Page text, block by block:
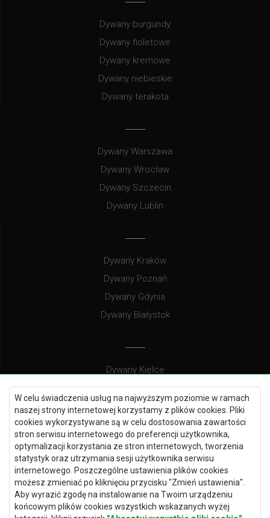
W celu świadczenia usług na najwyższym poziomie w ramach
naszej strony internetowej korzystamy z plików cookies. Pliki
cookies wykorzystywane są w celu dostosowania zawartości
stron serwisu internetowego do preferencji użytkownika,
optymalizacji korzystania ze stron internetowych, tworzenia
statystyk oraz utrzymania sesji użytkownika serwisu
internetowego. Poszczególne ustawienia plików cookies
możesz zmieniać po kliknięciu przycisku "Zmień ustawienia".
Aby wyrazić zgodę na instalowanie na Twoim urządzeniu
końcowym plików cookies wszystkich wskazanych wyżej
Dywany burgundy
Dywany fioletowe
Dywany kremowe
Dywany niebieskie
Dywany terakota
Dywany Warszawa
Dywany Wrocław
Dywany Szczecin
Dywany Lublin
Dywany Kraków
Dywany Poznań
Dywany Gdynia
Dywany Białystok
Dywany Kielce
Dywany Gdańsk
Dywany Toruń
Dywany Bydgoszcz
Dywany Łódź
Dywany Katowice
Dywany Rzeszów